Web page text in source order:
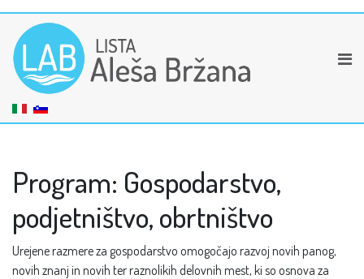
Program: Gospodarstvo,
podjetništvo, obrtništvo
Urejene razmere za gospodarstvo omogočajo razvoj novih panog,
novih znanj in novih ter raznolikih delovnih mest, ki so osnova za